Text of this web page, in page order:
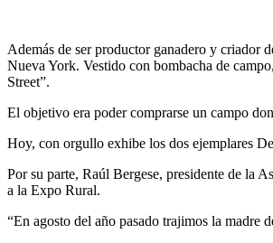
Además de ser productor ganadero y criador
Nueva York. Vestido con bombacha de
Street”.
El objetivo era poder comprarse un campo
Hoy, con orgullo exhibe los dos ejemplares
Por su parte, Raúl Bergese, presidente de la
a la Expo Rural.
“En agosto del año pasado trajimos la madre